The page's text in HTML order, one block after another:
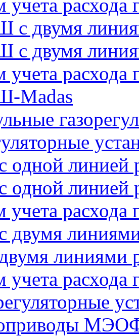
учета расхода
двумя
двумя
учета расхода
Madas
одной линией
одной линией
учета расхода
двумя
линиями
учета расхода